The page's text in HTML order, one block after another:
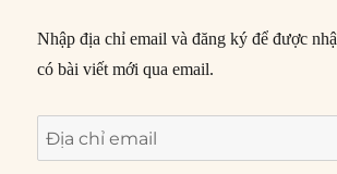
Nhập địa chỉ email và đăng ký để được
có bài viết mới qua email.
Địa
chỉ